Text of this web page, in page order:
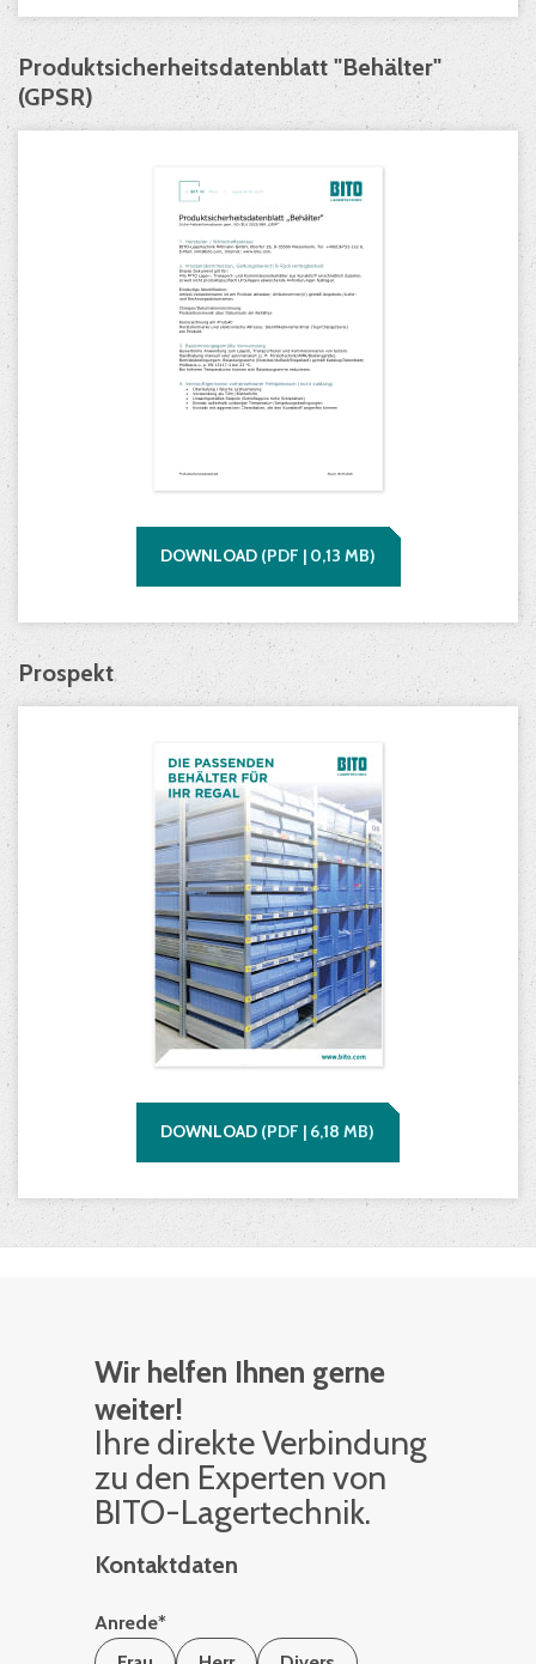
Produktsicherheitsdatenblatt "Behälter"
(GPSR)
DOWNLOAD (PDF | 0,13 MB)
Prospekt
DOWNLOAD (PDF | 6,18 MB)
Wir helfen Ihnen gerne
weiter!
Ihre di­rek­te Ver­bin­dung
zu den Ex­per­ten von
BITO-La­ger­tech­nik.
Kontaktdaten
Anrede*